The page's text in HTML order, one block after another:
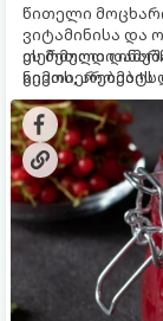
წითელი
ვიტამინისა და
თერმული
ნივთიერებების
კენკრის
„ცოცხალი
ეს მეთოდი
გემოს,